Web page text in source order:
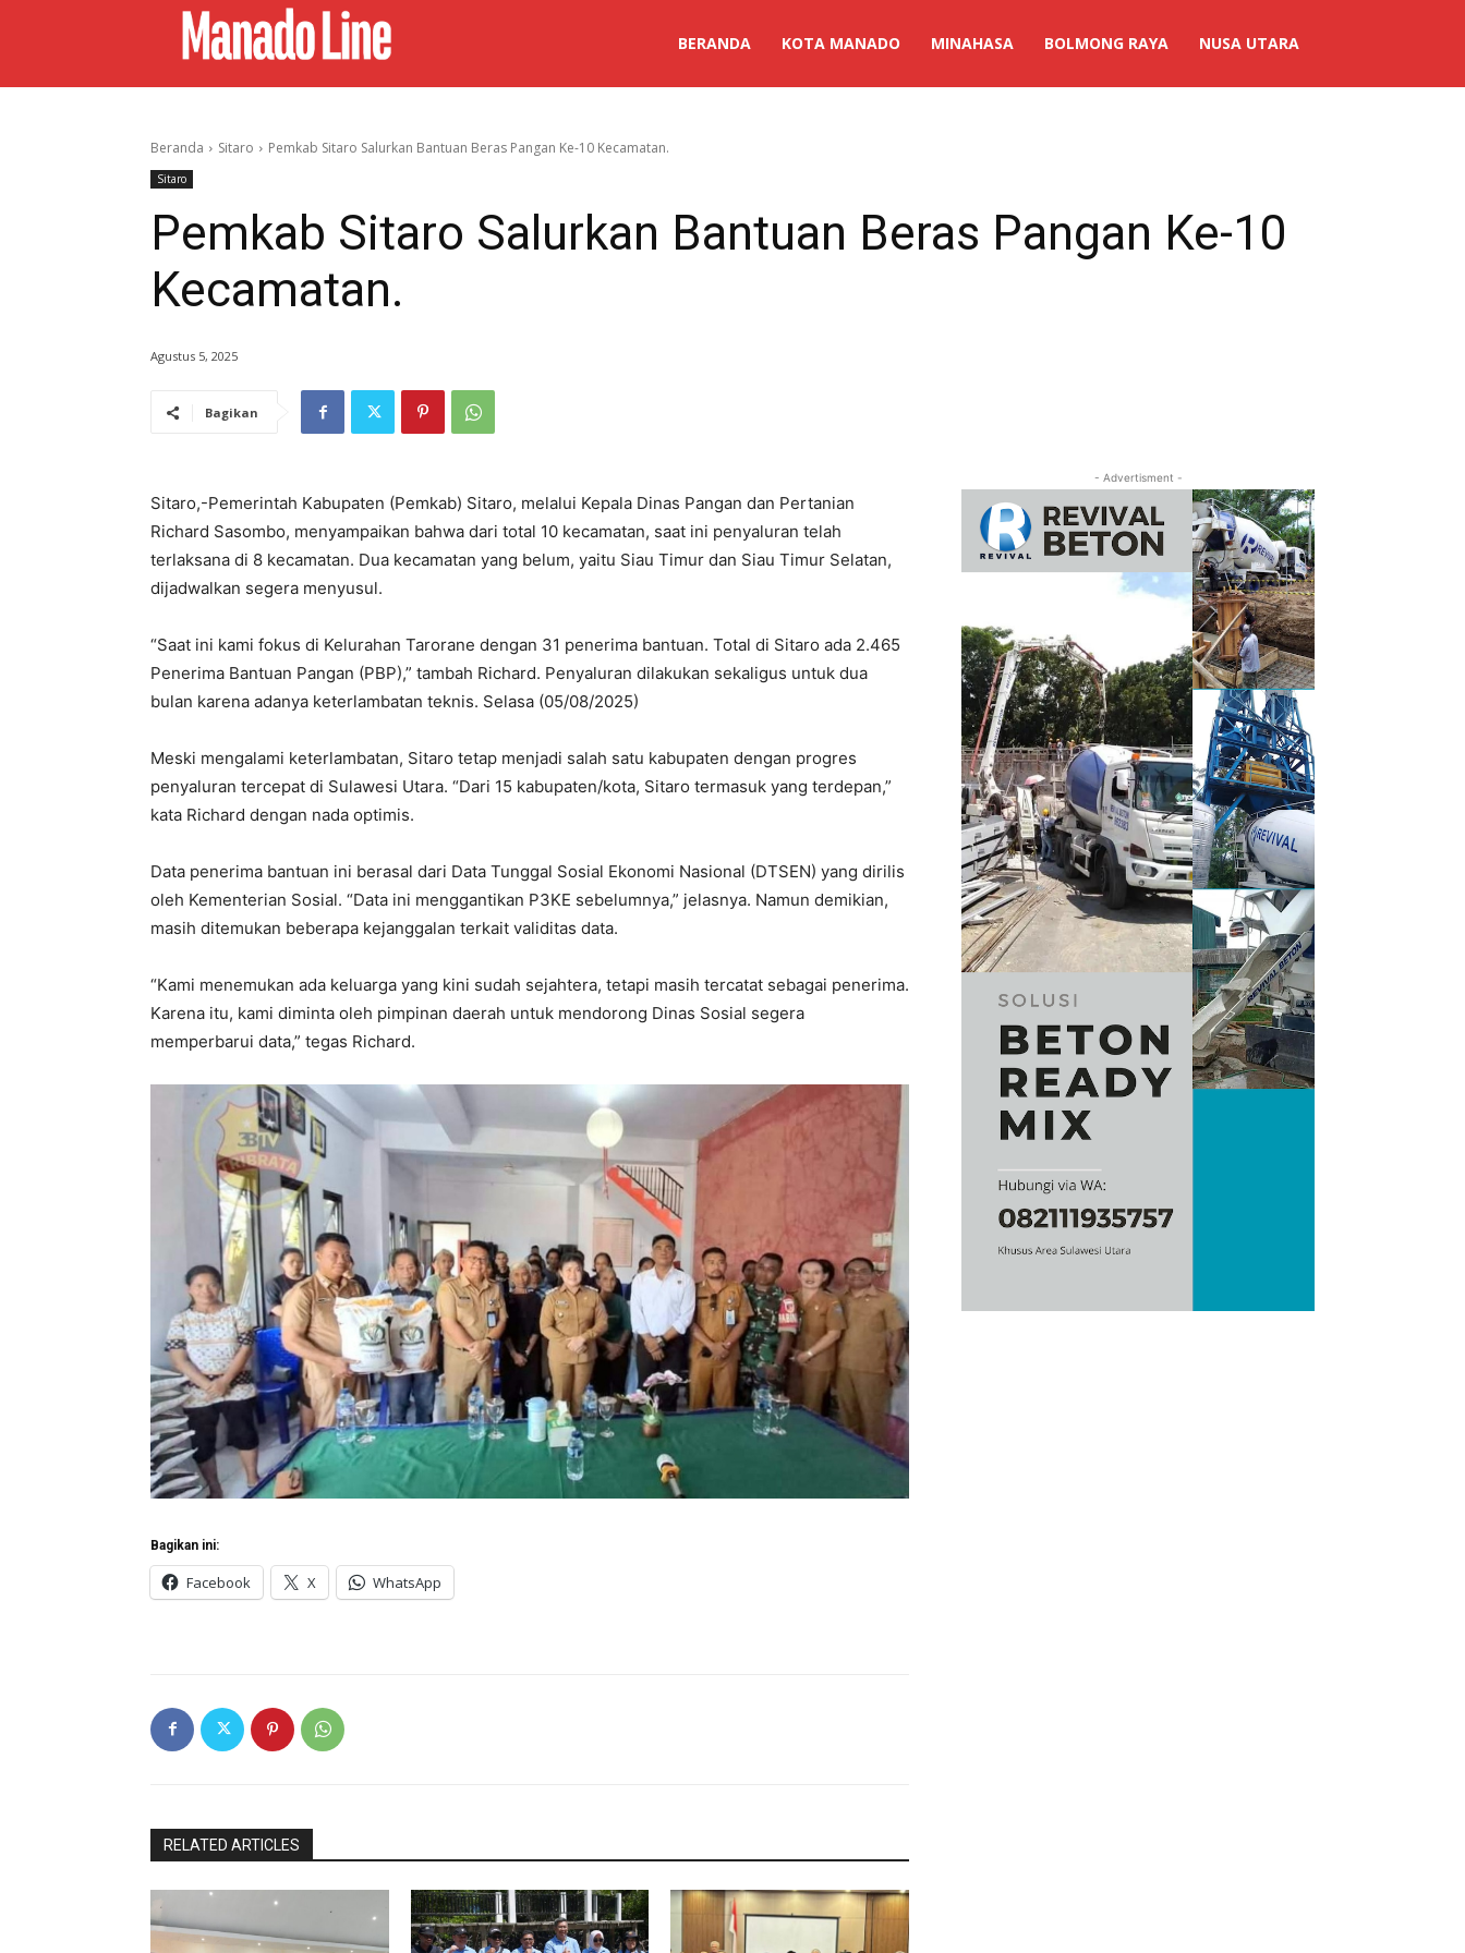
BERANDA KOTA MANADO MINAHASA BOLMONG RAYA NUSA UTARA
Beranda Sitaro Pemkab Sitaro Salurkan Bantuan Beras Pangan Ke-10 Kecamatan.
Sitaro
Pemkab Sitaro Salurkan Bantuan Beras Pangan Ke-10
Kecamatan.
Agustus 5, 2025
Bagikan
Sitaro,-Pemerintah Kabupaten (Pemkab) Sitaro, melalui Kepala Dinas Pangan dan Pertanian
Richard Sasombo, menyampaikan bahwa dari total 10 kecamatan, saat ini penyaluran telah
terlaksana di 8 kecamatan. Dua kecamatan yang belum, yaitu Siau Timur dan Siau Timur Selatan,
dijadwalkan segera menyusul.
“Saat ini kami fokus di Kelurahan Tarorane dengan 31 penerima bantuan. Total di Sitaro ada 2.465
Penerima Bantuan Pangan (PBP),” tambah Richard. Penyaluran dilakukan sekaligus untuk dua
bulan karena adanya keterlambatan teknis. Selasa (05/08/2025)
Meski mengalami keterlambatan, Sitaro tetap menjadi salah satu kabupaten dengan progres
penyaluran tercepat di Sulawesi Utara. “Dari 15 kabupaten/kota, Sitaro termasuk yang terdepan,”
kata Richard dengan nada optimis.
Data penerima bantuan ini berasal dari Data Tunggal Sosial Ekonomi Nasional (DTSEN) yang dirilis
oleh Kementerian Sosial. “Data ini menggantikan P3KE sebelumnya,” jelasnya. Namun demikian,
masih ditemukan beberapa kejanggalan terkait validitas data.
“Kami menemukan ada keluarga yang kini sudah sejahtera, tetapi masih tercatat sebagai penerima.
Karena itu, kami diminta oleh pimpinan daerah untuk mendorong Dinas Sosial segera
memperbarui data,” tegas Richard.
Bagikan ini:
Facebook X WhatsApp
RELATED ARTICLES
- Advertisment -